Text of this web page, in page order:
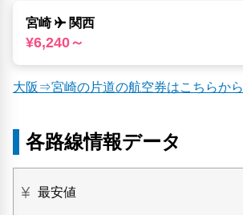
宮崎 関西
¥6,240～
大阪⇒宮崎の片道の航空券はこちらから
各路線情報データ
最安値